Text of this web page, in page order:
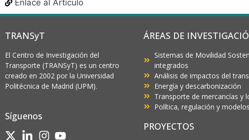
Enlace al Artículo
TRANSyT
El Centro de Investigación del
Transporte (TRANSyT) es un centro
creado en 2002 por la Universidad
Politécnica de Madrid (UPM).
Síguenos
ÁREAS DE
Sistemas de Movilidad
integrados
Análisis de impactos del
Energía y descarbonización
Transporte de mercancías y
Política, regulación y
PROYECTOS